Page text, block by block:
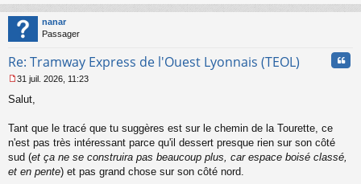
a
g
e
o
l
u
au
nanar
Passager
Re: Tramway Express de l'Ouest Lyonnais (TEOL)
e
s
g
e
n
31 juil. 2026, 11:23
Salut,
Tant que le tracé que tu suggères est sur le chemin de la Tourette, ce
n'est pas très intéressant parce qu'il dessert presque rien sur son côté
sud (et ça ne se construira pas beaucoup plus, car espace boisé classé,
et en pente) et pas grand chose sur son côté nord.